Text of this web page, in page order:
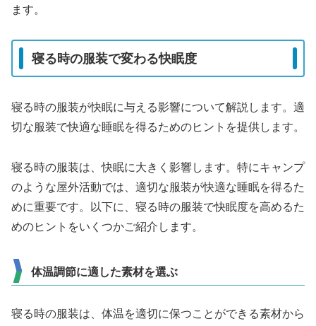
ます。
寝る時の服装で変わる快眠度
寝る時の服装が快眠に与える影響について解説します。適
切な服装で快適な睡眠を得るためのヒントを提供します。
寝る時の服装は、快眠に大きく影響します。特にキャンプ
のような屋外活動では、適切な服装が快適な睡眠を得るた
めに重要です。以下に、寝る時の服装で快眠度を高めるた
めのヒントをいくつかご紹介します。
体温調節に適した素材を選ぶ
寝る時の服装は、体温を適切に保つことができる素材から